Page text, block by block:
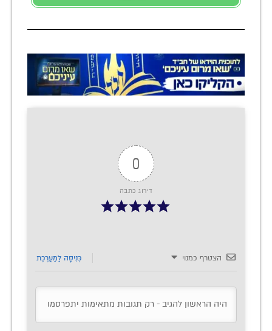
0
דירוג כתבה
הצטרף כמנוי כְּנִיסָה לַמַעֲרֶכֶת